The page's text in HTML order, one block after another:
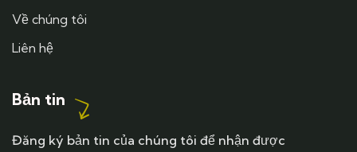
Về chúng tôi
Liên hệ
Bản tin
Đăng ký bản tin của chúng tôi để nhận được